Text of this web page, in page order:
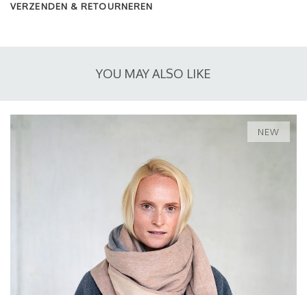
VERZENDEN & RETOURNEREN
YOU MAY ALSO LIKE
NEW